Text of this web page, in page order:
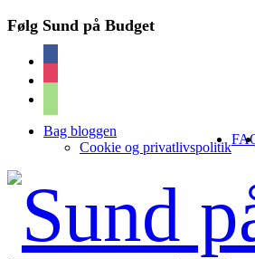
Følg Sund på Budget
Bag bloggen
Cookie og privatlivspolitik